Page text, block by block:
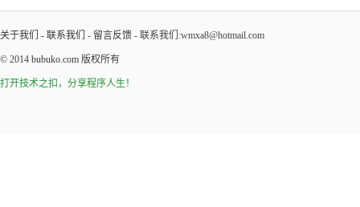
关于我们 - 联系我们 - 留言反馈 - 联系我们:wmxa8@hotmail.com
© 2014 bubuko.com 版权所有
打开技术之扣，分享程序人生！